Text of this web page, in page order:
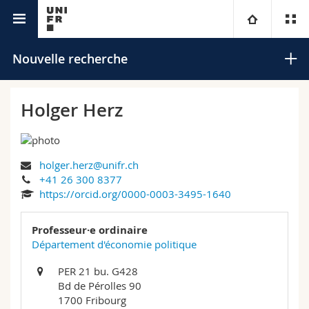
Université
Campus
Recherche
Formation continue
Droit
Lettres et sciences humaines
Sciences de l'éducation et de la formation
Vous êtes
Futurs étudiants
Médias
Chercheurs
Ressources
Plan d'accès
Bibliothèques
Nouvelle recherche
Rechercher
Holger Herz
holger.herz@unifr.ch
+41 26 300 8377
https://orcid.org/0000-0003-3495-1640
Professeur·e ordinaire
Département d'économie politique
PER 21 bu. G428
Bd de Pérolles 90
1700 Fribourg